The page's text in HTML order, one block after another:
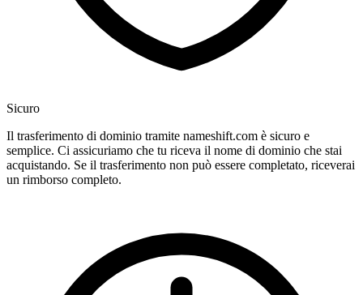
Sicuro
Il trasferimento di dominio tramite nameshift.com è sicuro e
semplice. Ci assicuriamo che tu riceva il nome di dominio che stai
acquistando. Se il trasferimento non può essere completato, riceverai
un rimborso completo.